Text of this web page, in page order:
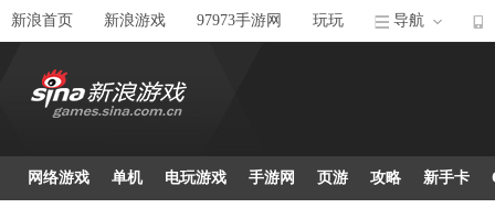
新浪首页 新浪游戏 97973手游网 玩玩 导航
网络游戏 单机 电玩游戏 手游网 页游 攻略 新手卡